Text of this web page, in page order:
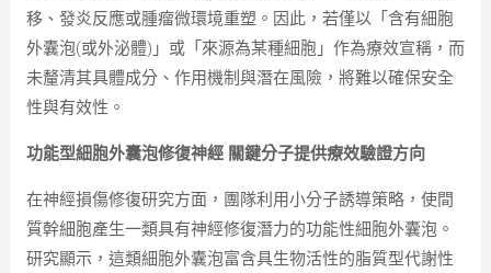
移、發炎反應或腫瘤微環境重塑。因此，若僅以「含有細胞
外囊泡(或外泌體)」或「來源為某種細胞」作為療效宣稱，而
未釐清其具體成分、作用機制與潛在風險，將難以確保安全
性與有效性。
功能型細胞外囊泡修復神經 關鍵分子提供療效驗證方向
在神經損傷修復研究方面，團隊利用小分子誘導策略，使間
質幹細胞產生一類具有神經修復潛力的功能性細胞外囊泡。
研究顯示，這類細胞外囊泡富含具生物活性的脂質型代謝性